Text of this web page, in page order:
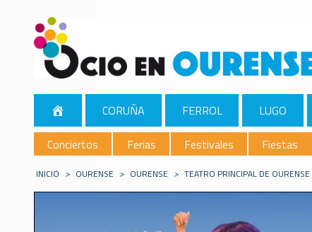
CORUÑA FERROL LUGO
Conciertos
Ferias Festivales Fiestas
INICIO > OURENSE > OURENSE > TEATRO PRINCIPAL DE OURENSE